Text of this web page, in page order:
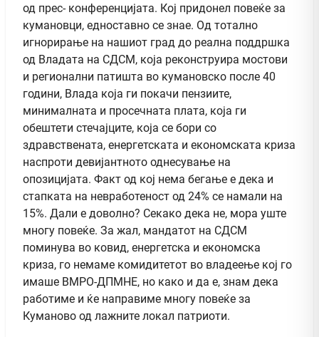
од прес- конференцијата. Кој придонел повеќе за
кумановци, едноставно се знае. Од тотално
игнорирање на нашиот град до реална поддршка
од Владата на СДСМ, која реконструира мостови
и регионални патишта во кумановско после 40
години, Влада која ги покачи пензиите,
минималната и просечната плата, која ги
обештети стечајците, која се бори со
здравствената, енергетската и економската криза
наспроти девијантното однесување на
опозицијата. Факт од кој нема бегање е дека и
стапката на невработеност од 24% се намали на
15%. Дали е доволно? Секако дека не, мора уште
многу повеќе. За жал, мандатот на СДСМ
поминува во ковид, енергетска и економска
криза, го немаме комидитетот во владеење кој го
имаше ВМРО-ДПМНЕ, но како и да е, знам дека
работиме и ќе направиме многу повеќе за
Куманово од лажните локал патриоти.